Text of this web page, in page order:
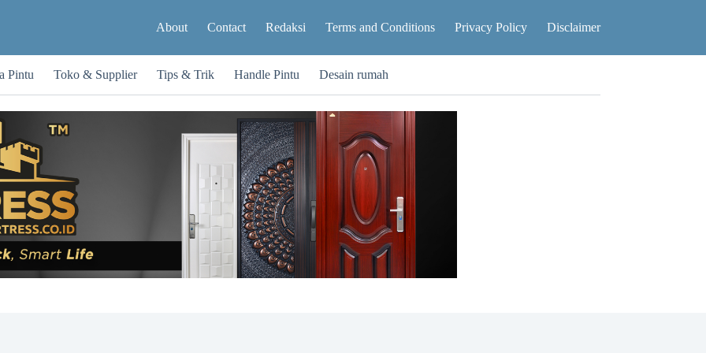
About Contact Redaksi Terms and Conditions Privacy Policy Disclaimer
Pintu Toko & Supplier Tips & Trik Handle Pintu Desain rumah